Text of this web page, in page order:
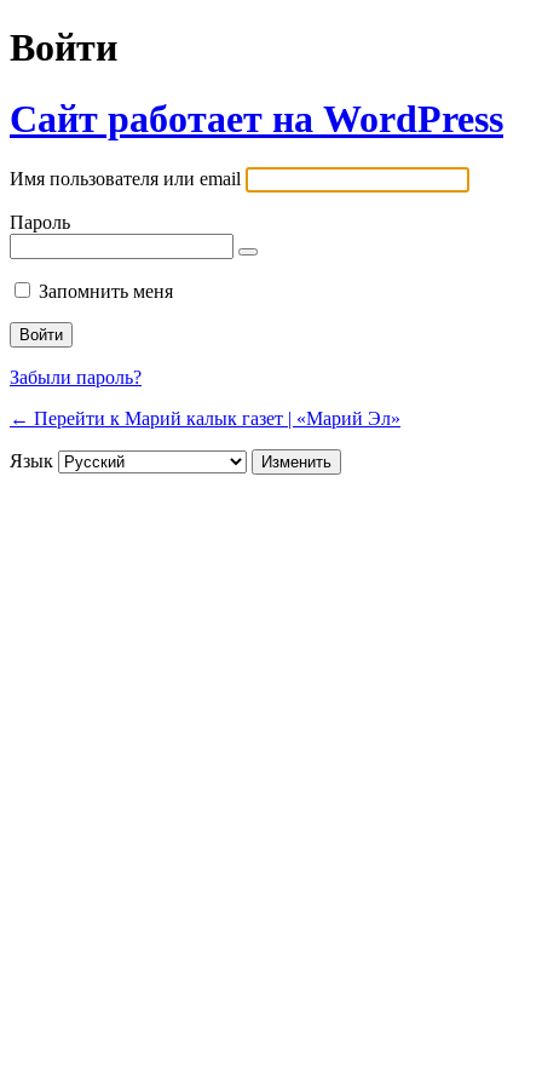
Войти
Сайт работает на WordPress
Имя пользователя или email
Пароль
Запомнить меня
Забыли пароль?
← Перейти к Марий калык газет | «Марий Эл»
Язык